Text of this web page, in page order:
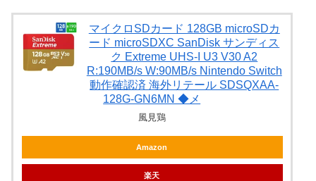
マイクロSDカード 128GB microSDカ
ード microSDXC SanDisk サンディス
ク Extreme UHS-I U3 V30 A2
R:190MB/s W:90MB/s Nintendo Switch
動作確認済 海外リテール SDSQXAA-
128G-GN6MN ◆メ
風見鶏
Amazon
楽天